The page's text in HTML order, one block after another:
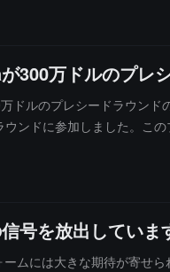
者関数を利用して、特定
万ドルのプレ
ルのプレシードラウン
ンドに参加しました。こ
階にあり、今後2ヶ月以内
号を放出していま
ムには大きな期待が寄せ